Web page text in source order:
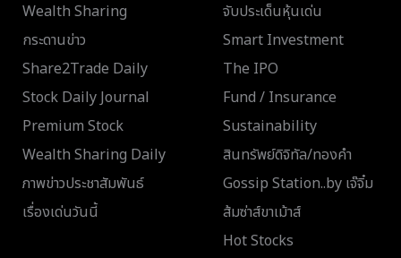
Wealth Sharing
กระดานข่าว
Share2Trade Daily
Stock Daily Journal
Premium Stock
Wealth Sharing Daily
ภาพข่าวประชาสัมพันธ์
เรื่องเด่นวันนี้
จับประเด็นหุ้นเด่น
Smart Investment
The IPO
Fund / Insurance
Sustainability
สินทรัพย์ดิจิทัล/ทองคำ
Gossip Station..by เจ๊จิ๋ม
ส้มซ่าส์ขาเม้าส์
Hot Stocks